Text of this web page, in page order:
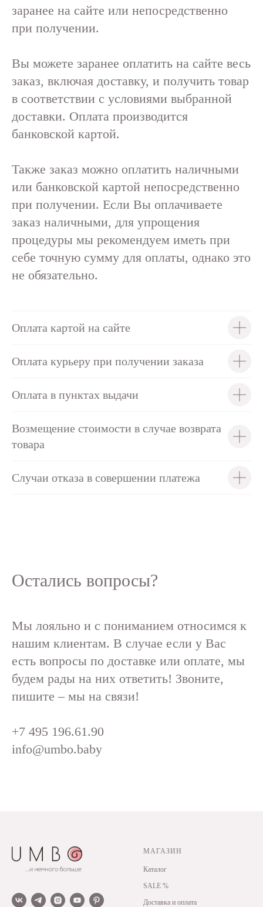
заранее на сайте или непосредственно
при получении.
Вы можете заранее оплатить на сайте весь
заказ, включая доставку, и получить товар
в соответствии с условиями выбранной
доставки. Оплата производится
банковской картой.
Также заказ можно оплатить наличными
или банковской картой непосредственно
при получении. Если Вы оплачиваете
заказ наличными, для упрощения
процедуры мы рекомендуем иметь при
себе точную сумму для оплаты, однако это
не обязательно.
Оплата картой на сайте
Оплата курьеру при получении заказа
Оплата в пунктах выдачи
Возмещение стоимости в случае возврата
товара
Случаи отказа в совершении платежа
Остались вопросы?
Мы лояльно и с пониманием относимся к
нашим клиентам. В случае если у Вас
есть вопросы по доставке или оплате, мы
будем рады на них ответить! Звоните,
пишите – мы на связи!
+7 495 196.61.90
info@umbo.baby
МАГАЗИН
Каталог
SALE %
Доставка и оплата